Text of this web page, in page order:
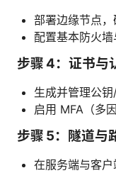
部署边缘节点
配置基本防火
步骤 4：证书与
生成并管理公
启用 MFA（多
步骤 5：隧道与
在服务端与客